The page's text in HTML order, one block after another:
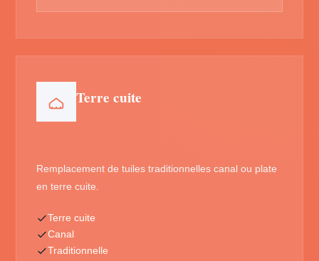
Terre cuite
Remplacement de tuiles traditionnelles canal ou plate
en terre cuite.
Terre cuite
Canal
Traditionnelle